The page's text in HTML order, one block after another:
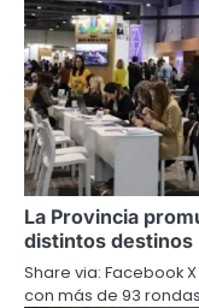
La Provincia
distintos destinos
Share via: Facebook
con más de 93